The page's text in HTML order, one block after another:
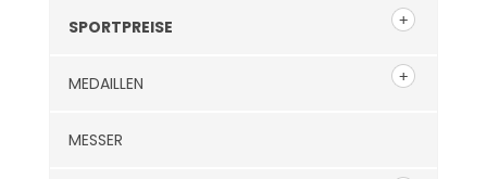
SPORTPREISE
MEDAILLEN
MESSER